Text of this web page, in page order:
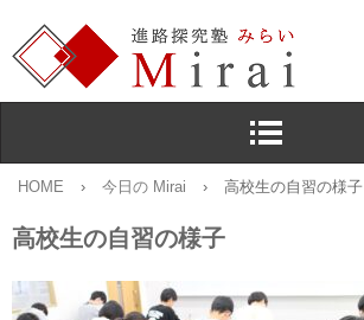
HOME › 今日の Mirai › 高校生の自習の様子
高校生の自習の様子